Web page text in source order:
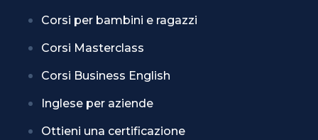
Corsi per bambini e ragazzi
Corsi Masterclass
Corsi Business English
Inglese per aziende
Ottieni una certificazione